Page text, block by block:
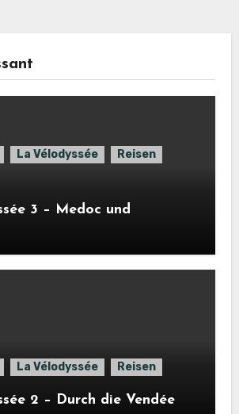
La Vélodyssée
Reisen
3 – Medoc und
La Vélodyssée Reisen
2 – Durch die Vendée